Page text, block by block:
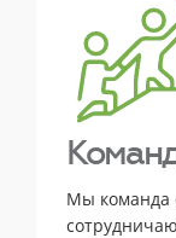
Мы команда